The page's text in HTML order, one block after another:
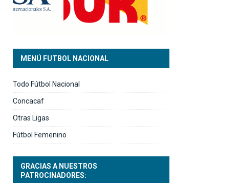
MENÚ FUTBOL NACIONAL
Todo Fútbol Nacional
Concacaf
Otras Ligas
Fútbol Femenino
GRACIAS A NUESTROS
PATROCINADORES: